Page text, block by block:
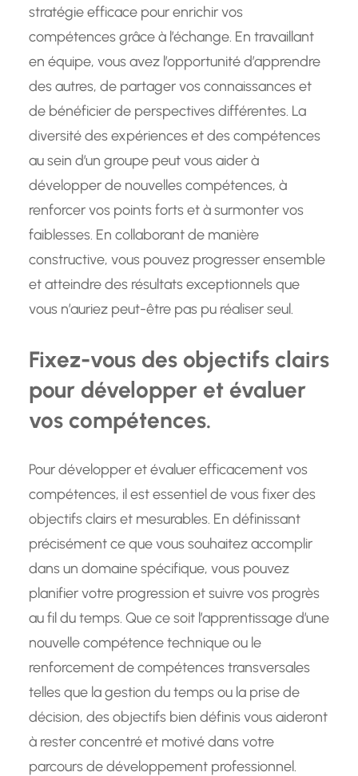
stratégie efficace pour enrichir vos
compétences grâce à l’échange. En travaillant
en équipe, vous avez l’opportunité d’apprendre
des autres, de partager vos connaissances et
de bénéficier de perspectives différentes. La
diversité des expériences et des compétences
au sein d’un groupe peut vous aider à
développer de nouvelles compétences, à
renforcer vos points forts et à surmonter vos
faiblesses. En collaborant de manière
constructive, vous pouvez progresser ensemble
et atteindre des résultats exceptionnels que
vous n’auriez peut-être pas pu réaliser seul.
Fixez-vous des objectifs clairs
pour développer et évaluer
vos compétences.
Pour développer et évaluer efficacement vos
compétences, il est essentiel de vous fixer des
objectifs clairs et mesurables. En définissant
précisément ce que vous souhaitez accomplir
dans un domaine spécifique, vous pouvez
planifier votre progression et suivre vos progrès
au fil du temps. Que ce soit l’apprentissage d’une
nouvelle compétence technique ou le
renforcement de compétences transversales
telles que la gestion du temps ou la prise de
décision, des objectifs bien définis vous aideront
à rester concentré et motivé dans votre
parcours de développement professionnel.